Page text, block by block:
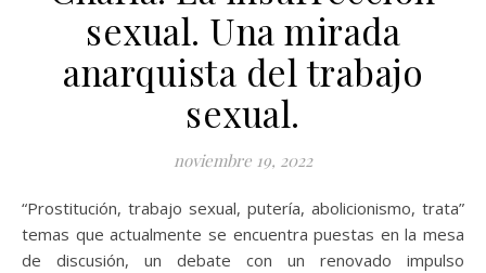
sexual. Una mirada
anarquista del trabajo
sexual.
noviembre 19, 2022
“Prostitución, trabajo sexual, putería, abolicionismo, trata”
temas que actualmente se encuentra puestas en la mesa
de discusión, un debate con un renovado impulso